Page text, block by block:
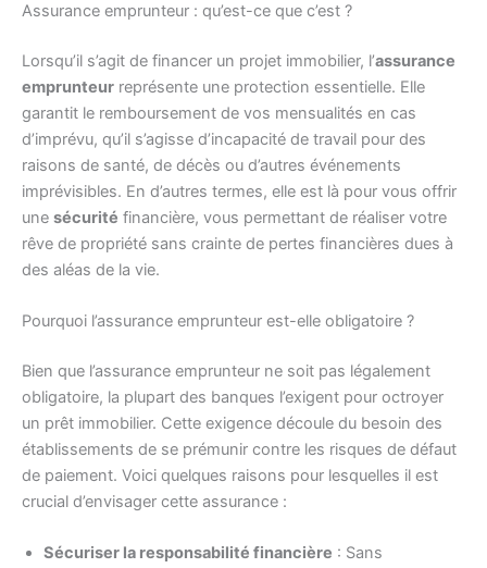
Assurance emprunteur : qu’est-ce que c’est ?
Lorsqu’il s’agit de financer un projet immobilier, l’assurance
emprunteur représente une protection essentielle. Elle
garantit le remboursement de vos mensualités en cas
d’imprévu, qu’il s’agisse d’incapacité de travail pour des
raisons de santé, de décès ou d’autres événements
imprévisibles. En d’autres termes, elle est là pour vous offrir
une sécurité financière, vous permettant de réaliser votre
rêve de propriété sans crainte de pertes financières dues à
des aléas de la vie.
Pourquoi l’assurance emprunteur est-elle obligatoire ?
Bien que l’assurance emprunteur ne soit pas légalement
obligatoire, la plupart des banques l’exigent pour octroyer
un prêt immobilier. Cette exigence découle du besoin des
établissements de se prémunir contre les risques de défaut
de paiement. Voici quelques raisons pour lesquelles il est
crucial d’envisager cette assurance :
Sécuriser la responsabilité financière : Sans